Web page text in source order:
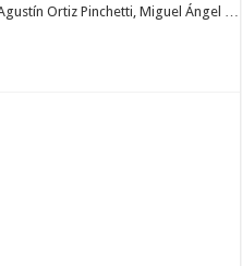
Ortiz Pinchetti, Miguel Ángel …